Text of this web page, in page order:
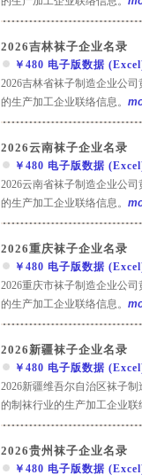
2026吉林袜子企业名录
￥480 电子版数据
2026吉林省袜子制造企业公
的生产加工企业联络信息。
2026云南袜子企业名录
￥480 电子版数据
2026云南省袜子制造企业公
的生产加工企业联络信息。
2026重庆袜子企业名录
￥480 电子版数据
2026重庆市袜子制造企业公
的生产加工企业联络信息。
2026新疆袜子企业名录
￥480 电子版数据
2026新疆维吾尔自治区袜子
的制袜行业的生产加工企业联
2026贵州袜子企业名录
￥480 电子版数据